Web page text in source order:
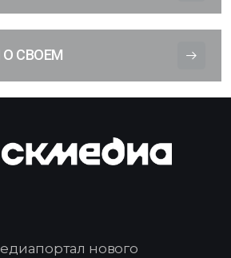
О СВОЕМ
нового